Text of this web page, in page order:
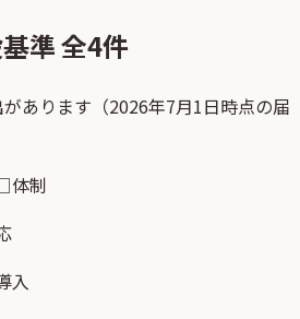
準 全4件
あります（2026年7月1日時点の届
制